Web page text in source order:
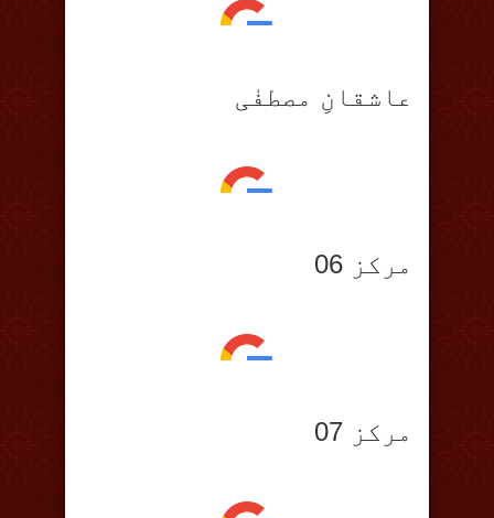
عاشقانِ مصطفٰی
مرکز 06
مرکز 07